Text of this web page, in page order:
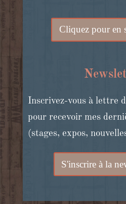
Cliquez pour en
Inscrivez-vous à lettre
pour recevoir mes
(stages, expos,
S'inscrire à la